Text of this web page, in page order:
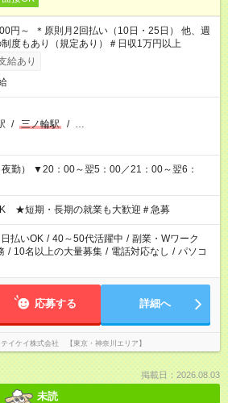
円～ ＊原則月2回払い（10日・25日） 他、週
度もあり（規定あり）＃日収1万円以上
給あり
/ 三ノ輪駅 / …
夜勤） ▼20：00～翌5：00／21：00～翌6：
★短期・長期の就業も大歓迎＃急募
日払いOK / 40～50代活躍中 / 副業・Wワーク
/ 10名以上の大量募集 / 電話対応なし / パソコ
応募する 詳細へ
テイケイ株式会社 【東京・神奈川エリア】
掲載日：2026.08.03
未読